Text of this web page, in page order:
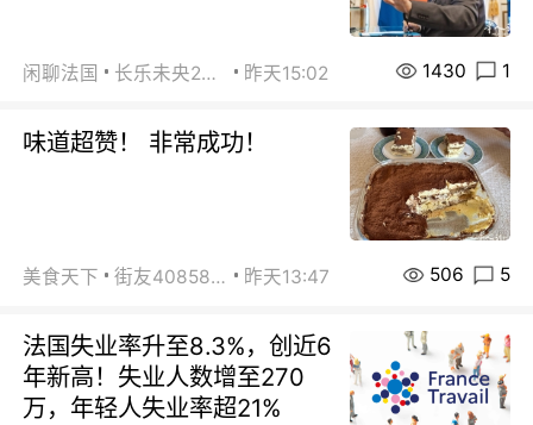
闲聊法国 长乐未央2015 昨天15:02 1430 1
味道超赞！ 非常成功！
美食天下 街友40858442 昨天13:47 506 5
法国失业率升至8.3%，创近6
年新高！失业人数增至270
万，年轻人失业率超21%